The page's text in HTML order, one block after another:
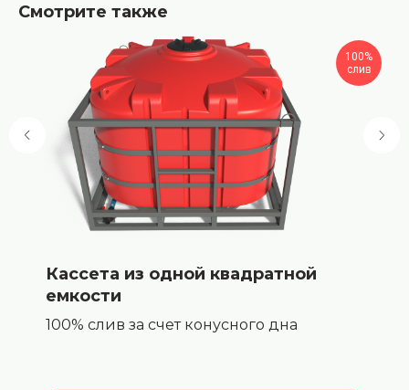
Смотрите также
100%
слив
Кассета из одной квадратной
емкости
100% слив за счет конусного дна